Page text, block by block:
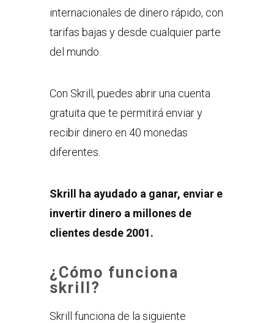
internacionales de dinero rápido, con
tarifas bajas y desde cualquier parte
del mundo.
Con Skrill, puedes abrir una cuenta
gratuita que te permitirá enviar y
recibir dinero en 40 monedas
diferentes.
Skrill ha ayudado a ganar, enviar e
invertir dinero a millones de
clientes desde 2001.
¿Cómo funciona
skrill?
Skrill funciona de la siguiente